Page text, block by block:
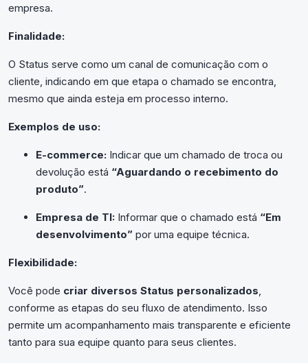
empresa.
Finalidade:
O Status serve como um canal de comunicação com o
cliente, indicando em que etapa o chamado se encontra,
mesmo que ainda esteja em processo interno.
Exemplos de uso:
E-commerce: Indicar que um chamado de troca ou
devolução está “Aguardando o recebimento do
produto”.
Empresa de TI: Informar que o chamado está “Em
desenvolvimento” por uma equipe técnica.
Flexibilidade:
Você pode criar diversos Status personalizados,
conforme as etapas do seu fluxo de atendimento. Isso
permite um acompanhamento mais transparente e eficiente
tanto para sua equipe quanto para seus clientes.